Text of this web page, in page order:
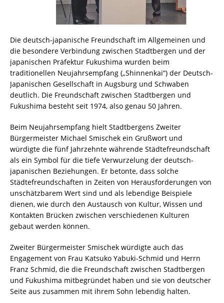
Die deutsch-japanische Freundschaft im Allgemeinen und
die besondere Verbindung zwischen Stadtbergen und der
japanischen Präfektur Fukushima wurden beim
traditionellen Neujahrsempfang („Shinnenkai“) der Deutsch-
Japanischen Gesellschaft in Augsburg und Schwaben
deutlich. Die Freundschaft zwischen Stadtbergen und
Fukushima besteht seit 1974, also genau 50 Jahren.
Beim Neujahrsempfang hielt Stadtbergens Zweiter
Bürgermeister Michael Smischek ein Grußwort und
würdigte die fünf Jahrzehnte währende Städtefreundschaft
als ein Symbol für die tiefe Verwurzelung der deutsch-
japanischen Beziehungen. Er betonte, dass solche
Städtefreundschaften in Zeiten von Herausforderungen von
unschätzbarem Wert sind und als lebendige Beispiele
dienen, wie durch den Austausch von Kultur, Wissen und
Kontakten Brücken zwischen verschiedenen Kulturen
gebaut werden können.
Zweiter Bürgermeister Smischek würdigte auch das
Engagement von Frau Katsuko Yabuki-Schmid und Herrn
Franz Schmid, die die Freundschaft zwischen Stadtbergen
und Fukushima mitbegründet haben und sie von deutscher
Seite aus zusammen mit ihrem Sohn lebendig halten.